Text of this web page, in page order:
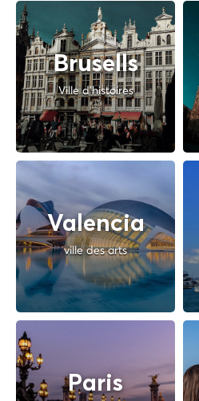
Brusells
Ville d'histoires
Valencia
ville des arts
Paris